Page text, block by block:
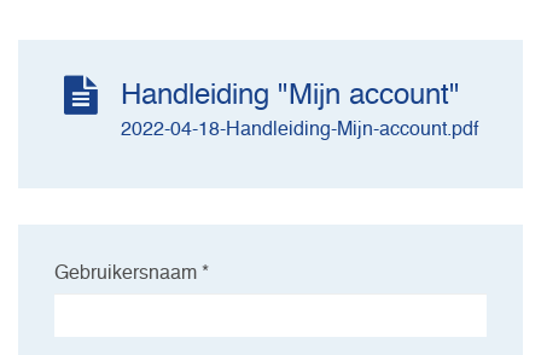
Handleiding "Mijn account"
2022-04-18-Handleiding-Mijn-account.pdf
Gebruikersnaam *